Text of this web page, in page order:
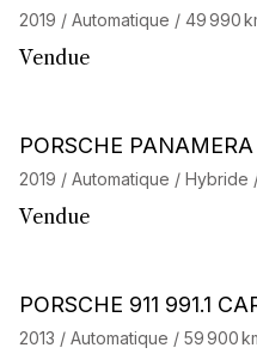
O
2019 / Automatique / 49 990
Vendue
PORSCHE
2019 / Automatique / Hybride
Vendue
PORSCHE 911 991.1
2013 / Automatique / 59 900